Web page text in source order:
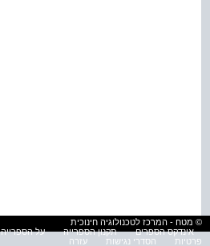
© מטח - המרכז לטכנולוגיה חינוכית
אינדקס הספרים
תקנון הספרייה על הספרייה
פרטיות
הסדרי נגישות עזרה